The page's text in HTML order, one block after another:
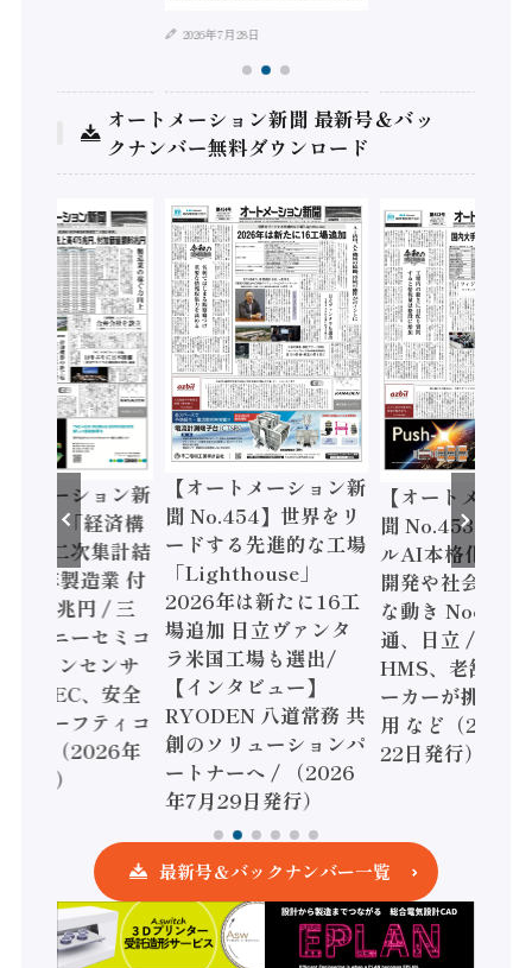
2026年7月28日
オートメーション新聞 最新号＆バッ
クナンバー無料ダウンロード
トメーション新
】「経済構
調査二次集計結
年製造業 付
額86兆円 / 三
とソニーセミコ
ジョンセンサ
/ IDEC、安全
すセーフティコ
ーラ（2026年
発行）
【オートメーション新
聞 No.454】世界をリ
ードする先進的な工場
「Lighthouse」
2026年は新たに16工
場追加 日立ヴァンタ
ラ米国工場も選出/
【インタビュー】
RYODEN 八道常務 共
創のソリューションパ
ートナーへ / （2026
年7月29日発行）
【オートメーシ
聞 No.453】フ
ルAI本格化へ
開発や社会実装
な動き Noetra
通、日立 / 兵神
HMS、老舗ポ
ーカーが挑むデ
用 など（2026
22日発行）
最新号＆バックナンバー一覧